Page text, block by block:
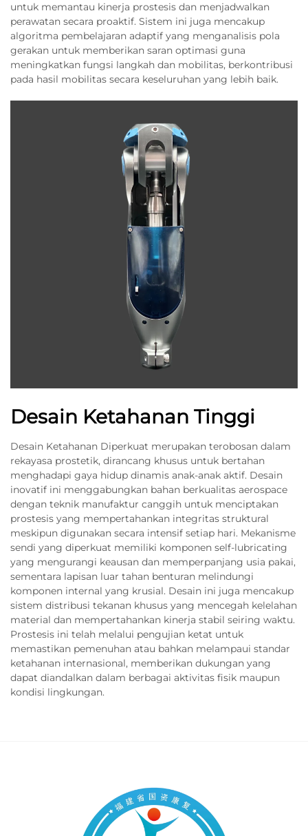
untuk memantau kinerja prostesis dan menjadwalkan
perawatan secara proaktif. Sistem ini juga mencakup
algoritma pembelajaran adaptif yang menganalisis pola
gerakan untuk memberikan saran optimasi guna
meningkatkan fungsi langkah dan mobilitas, berkontribusi
pada hasil mobilitas secara keseluruhan yang lebih baik.
Desain Ketahanan Tinggi
Desain Ketahanan Diperkuat merupakan terobosan dalam
rekayasa prostetik, dirancang khusus untuk bertahan
menghadapi gaya hidup dinamis anak-anak aktif. Desain
inovatif ini menggabungkan bahan berkualitas aerospace
dengan teknik manufaktur canggih untuk menciptakan
prostesis yang mempertahankan integritas struktural
meskipun digunakan secara intensif setiap hari. Mekanisme
sendi yang diperkuat memiliki komponen self-lubricating
yang mengurangi keausan dan memperpanjang usia pakai,
sementara lapisan luar tahan benturan melindungi
komponen internal yang krusial. Desain ini juga mencakup
sistem distribusi tekanan khusus yang mencegah kelelahan
material dan mempertahankan kinerja stabil seiring waktu.
Prostesis ini telah melalui pengujian ketat untuk
memastikan pemenuhan atau bahkan melampaui standar
ketahanan internasional, memberikan dukungan yang
dapat diandalkan dalam berbagai aktivitas fisik maupun
kondisi lingkungan.